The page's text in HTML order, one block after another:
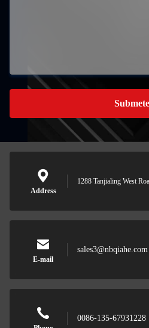
Address
1288 Tanjialing West
E-mail
sales3@nbqiahe.com
0086-135-67931228